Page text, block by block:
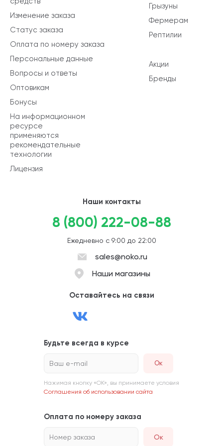
Грызуны
Фермерам
Рептилии
Акции
Бренды
Изменение заказа
Статус заказа
Оплата по номеру заказа
Персональные данные
Вопросы и ответы
Оптовикам
Бонусы
На информационном
ресурсе
применяются
рекомендательные
технологии
Лицензия
Наши контакты
8 (800) 222-08-88
Ежедневно с 9:00 до 22:00
sales@noko.ru
Наши магазины
Оставайтесь на связи
Будьте всегда в курсе
Ваш e-mail
Нажимая кнопку «ОК», вы принимаете условия
Соглашения об использовании сайта
Оплата по номеру заказа
Номер заказа Ок